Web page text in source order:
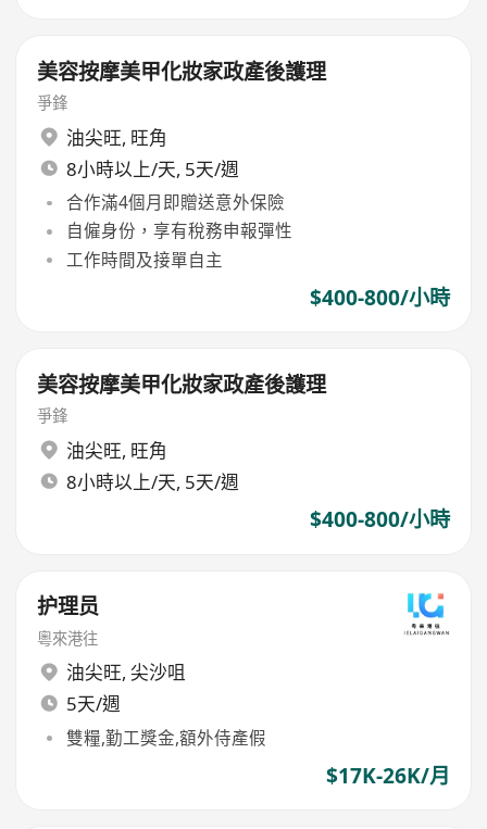
美容按摩美甲化妝家政產後護理
爭鋒
油尖旺, 旺角
8小時以上/天, 5天/週
合作滿4個月即贈送意外保險
自僱身份，享有稅務申報彈性
工作時間及接單自主
$400-800/小時
美容按摩美甲化妝家政產後護理
爭鋒
油尖旺, 旺角
8小時以上/天, 5天/週
$400-800/小時
护理员
粵來港往
油尖旺, 尖沙咀
5天/週
雙糧,勤工獎金,額外侍產假
$17K-26K/月